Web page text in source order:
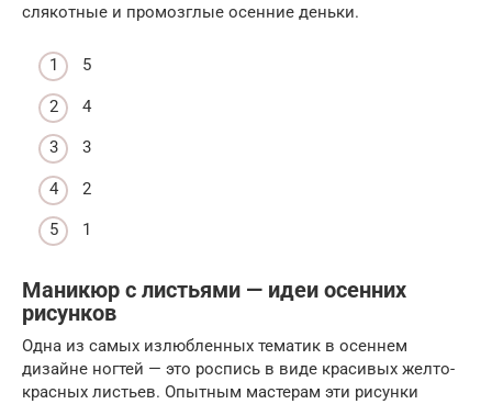
слякотные и промозглые осенние деньки.
5
4
3
2
1
Маникюр с листьями — идеи осенних
рисунков
Одна из самых излюбленных тематик в осеннем
дизайне ногтей — это роспись в виде красивых желто-
красных листьев. Опытным мастерам эти рисунки